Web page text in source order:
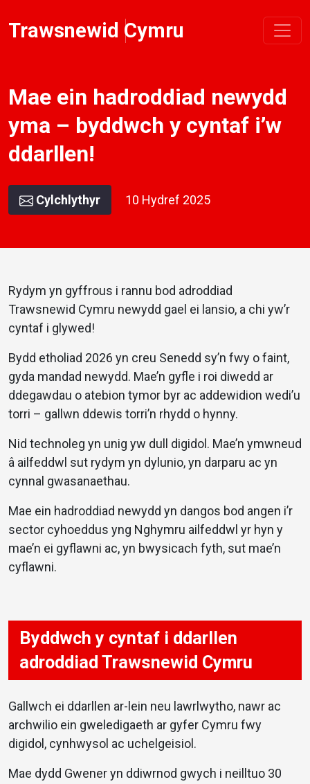
Trawsnewid Cymru
Mae ein hadroddiad newydd
yma – byddwch y cyntaf i’w
ddarllen!
Cylchlythyr 10 Hydref 2025
Rydym yn gyffrous i rannu bod adroddiad
Trawsnewid Cymru newydd gael ei lansio, a chi yw’r
cyntaf i glywed!
Bydd etholiad 2026 yn creu Senedd sy’n fwy o faint,
gyda mandad newydd. Mae’n gyfle i roi diwedd ar
ddegawdau o atebion tymor byr ac addewidion wedi’u
torri – gallwn ddewis torri’n rhydd o hynny.
Nid technoleg yn unig yw dull digidol. Mae’n ymwneud
â ailfeddwl sut rydym yn dylunio, yn darparu ac yn
cynnal gwasanaethau.
Mae ein hadroddiad newydd yn dangos bod angen i’r
sector cyhoeddus yng Nghymru ailfeddwl yr hyn y
mae’n ei gyflawni ac, yn bwysicach fyth, sut mae’n
cyflawni.
Byddwch y cyntaf i ddarllen
adroddiad Trawsnewid Cymru
Gallwch ei ddarllen ar-lein neu lawrlwytho, nawr ac
archwilio ein gweledigaeth ar gyfer Cymru fwy
digidol, cynhwysol ac uchelgeisiol.
Mae dydd Gwener yn ddiwrnod gwych i neilltuo 30